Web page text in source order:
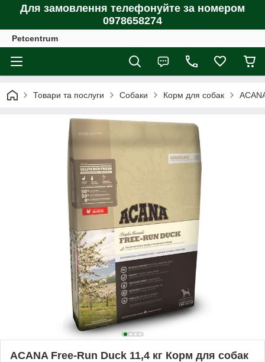
Для замовлення телефонуйте за номером
0978658274
Petcentrum
Товари та послуги Собаки Корм для собак
ACANA Free-Run Duck 11,4 кг Корм для собак